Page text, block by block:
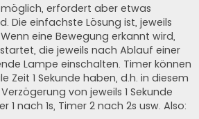
erfordert aber etwas
Die einfachste Lösung ist, jeweils
eine Bewegung erkannt wird,
die jeweils nach Ablauf einer
Lampe einschalten. Timer können
Zeit 1 Sekunde haben, d.h. in diesem
von jeweils 1 Sekunde
nach 1s, Timer 2 nach 2s usw. Also: